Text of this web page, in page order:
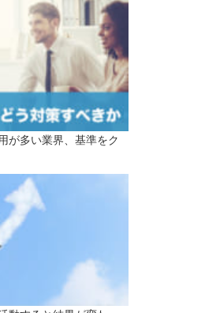
が多い業界、基準をク